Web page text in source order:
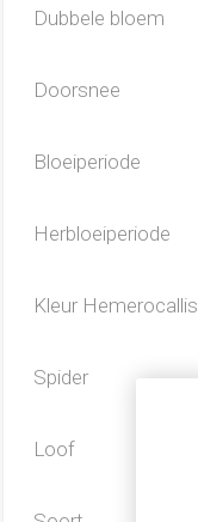
Dubbele bloem
Doorsnee
Bloeiperiode
Herbloeiperiode
Kleur Hemerocallis
Spider
Loof